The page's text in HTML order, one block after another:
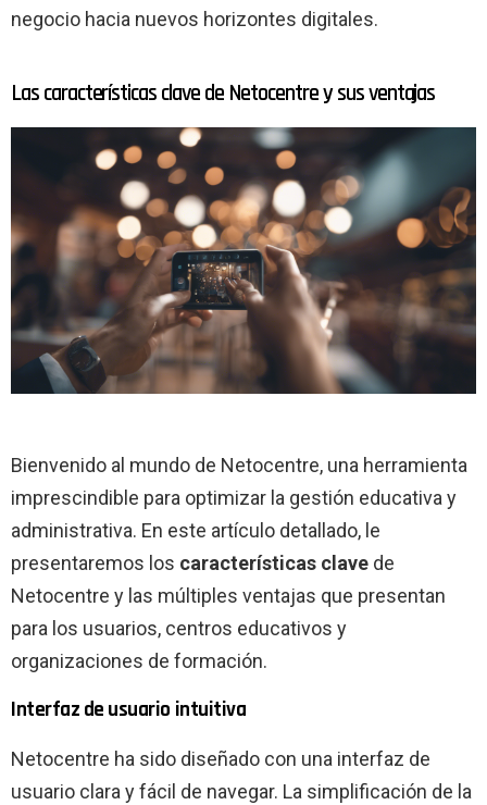
negocio hacia nuevos horizontes digitales.
Las características clave de Netocentre y sus ventajas
Bienvenido al mundo de Netocentre, una herramienta
imprescindible para optimizar la gestión educativa y
administrativa. En este artículo detallado, le
presentaremos los características clave de
Netocentre y las múltiples ventajas que presentan
para los usuarios, centros educativos y
organizaciones de formación.
Interfaz de usuario intuitiva
Netocentre ha sido diseñado con una interfaz de
usuario clara y fácil de navegar. La simplificación de la